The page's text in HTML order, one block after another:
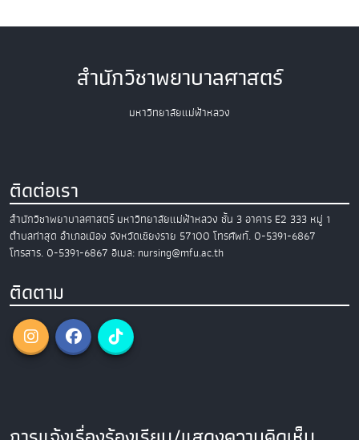
สำนักวิชาพยาบาลศาสตร์
มหาวิทยาลัยแม่ฟ้าหลวง
ติดต่อเรา
สำนักวิชาพยาบาลศาสตร์ มหาวิทยาลัยแม่ฟ้าหลวง ชั้น 3 อาคาร E2 333 หมู่ 1
ตำบลท่าสุด อำเภอเมือง จังหวัดเชียงราย 57100 โทรศัพท์. 0-5391-6867
โทรสาร. 0-5391-6867 อีเมล: nursing@mfu.ac.th
ติดตาม